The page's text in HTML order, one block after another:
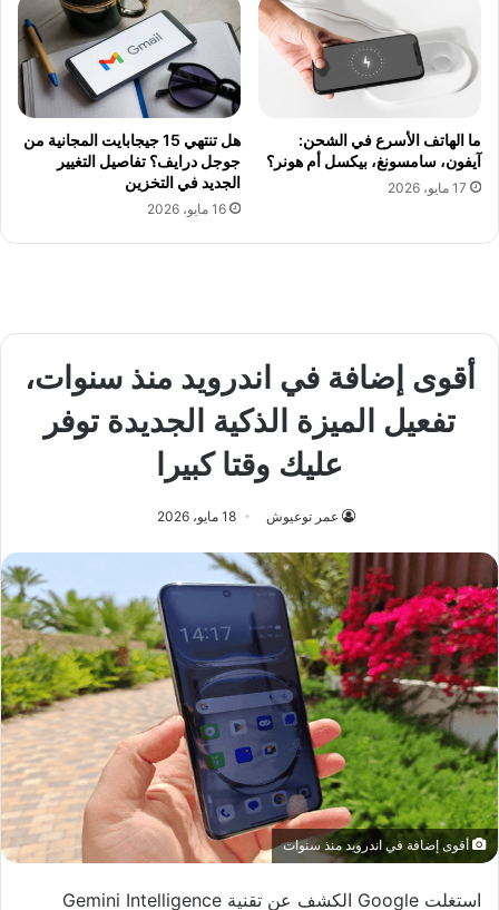
ما الهاتف الأسرع في الشحن:
آيفون، سامسونغ، بيكسل أم هونر؟
17 مايو، 2026
هل تنتهي 15 جيجابايت المجانية من
جوجل درايف؟ تفاصيل التغيير
الجديد في التخزين
16 مايو، 2026